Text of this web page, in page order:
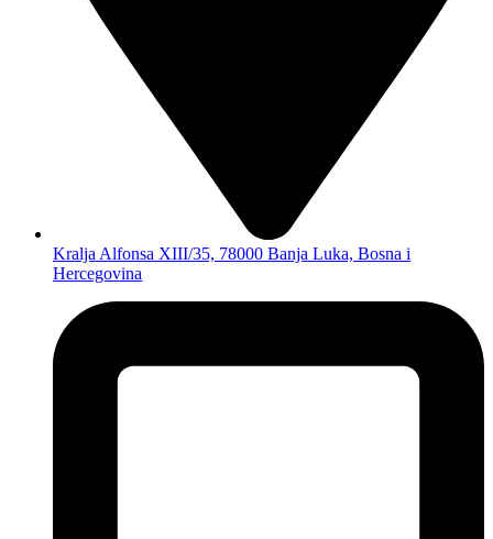
Kralja Alfonsa XIII/35, 78000 Banja Luka, Bosna i
Hercegovina